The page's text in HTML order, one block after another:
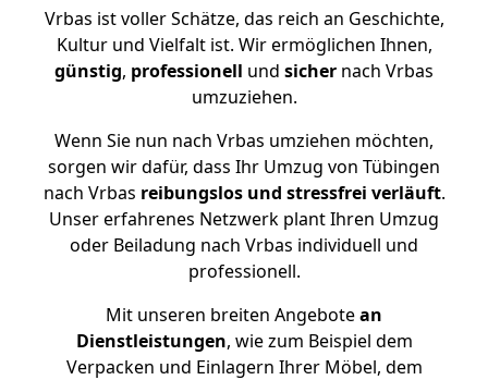
Vrbas ist voller Schätze, das reich an Geschichte,
Kultur und Vielfalt ist. Wir ermöglichen Ihnen,
günstig, professionell und sicher nach Vrbas
umzuziehen.
Wenn Sie nun nach Vrbas umziehen möchten,
sorgen wir dafür, dass Ihr Umzug von Tübingen
nach Vrbas reibungslos und stressfrei verläuft.
Unser erfahrenes Netzwerk plant Ihren Umzug
oder Beiladung nach Vrbas individuell und
professionell.
Mit unseren breiten Angebotean
Dienstleistungen, wie zum Beispiel dem
Verpacken und Einlagern Ihrer Möbel, dem